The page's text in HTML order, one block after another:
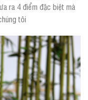
ra 4 điểm đặc biệt mà
tôi